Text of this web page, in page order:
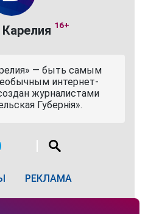
Карелия 16+
— быть самым
интернет-
журналистами
Губернiя».
РЕКЛАМА